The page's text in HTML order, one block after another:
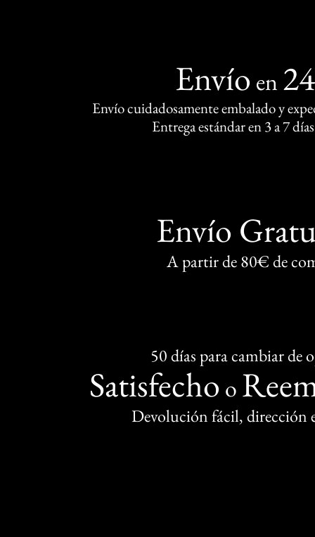
Envío en
Envío cuidadosamente embalado y
Entrega estándar en 3 a 7
Envío
A partir de 80€ de
50 días para cambiar de
Satisfecho o
Devolución fácil, dirección